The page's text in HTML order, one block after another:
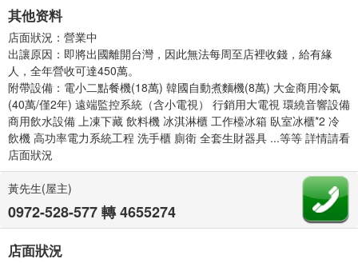
其他资料
店面狀況 ： 營業中
出讓原因 ： 即將出國離開台灣，因此無法每周至店裡收錢，給有緣
人，全年營收可達450萬。
附帶設備 ： 電小二點餐機(18萬) 韓國自動煮麵機(8萬) 大金商用冷氣
(40萬/僅2年) 遠端監控系統（含小電視） 行銷用大電視 環繞音響設備
商用飲水設備 上凍下藏 飲料機 冰淇淋櫃 工作檯冰箱 臥室冰櫃*2 冷
飲機 高功率電力系統工程 洗手櫃 廁衛 全套生財器具 ...等等 詳情請看
店面狀況
黃先生(屋主)
0972-528-577 轉 4655274
店面狀況